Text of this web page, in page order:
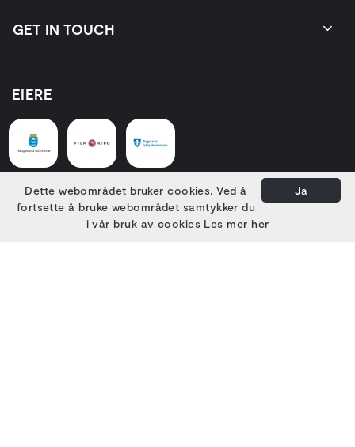
GET IN TOUCH
EIERE
HOVEDSAMARBEIDSPARTNERE
Ja
Dette webområdet bruker cookies. Ved å
fortsette å bruke webområdet samtykker du
i vår bruk av cookies Les mer her